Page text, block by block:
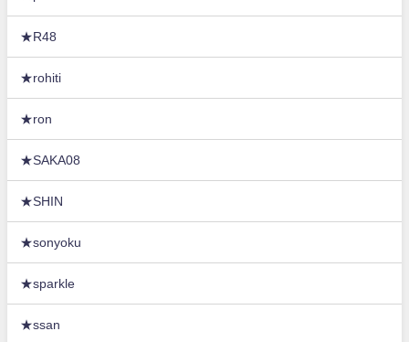
★R48
★rohiti
★ron
★SAKA08
★SHIN
★sonyoku
★sparkle
★ssan